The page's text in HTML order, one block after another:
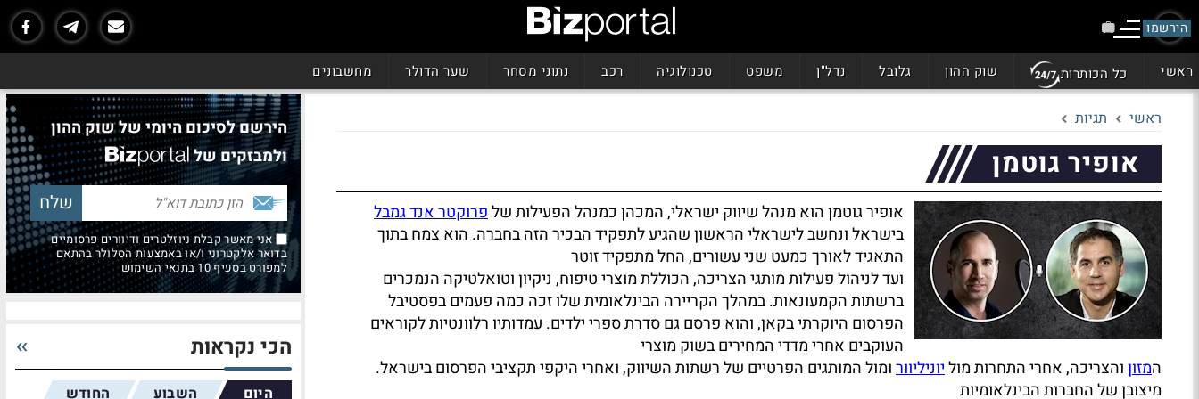
הירשמו
ראשי כל הכותרות שוק ההון גלובל נדל"ן משפט טכנולוגיה רכב נתוני מסחר שער הדולר מחשבונים
ראשי תגיות
אופיר גוטמן
אופיר גוטמן הוא מנהל שיווק ישראלי, המכהן כמנהל הפעילות שלפרוקטר אנד גמבל
בישראל ונחשב לישראלי הראשון שהגיע לתפקיד הבכיר הזה בחברה. הוא צמח בתוך
התאגיד לאורך כמעט שני עשורים, החל מתפקיד זוטר
ועד לניהול פעילות מותגי הצריכה, הכוללת מוצרי טיפוח, ניקיון וטואלטיקה הנמכרים
ברשתות הקמעונאות. במהלך הקריירה הבינלאומית שלו זכה כמה פעמים בפסטיבל
הפרסום היוקרתי בקאן, והוא פרסם גם סדרת ספרי ילדים. עמדותיו רלוונטיות לקוראים
העוקבים אחרי מדדי המחירים בשוק מוצרי
המזוןוהצריכה, אחרי התחרות מוליוניליוורומול המותגים הפרטיים של רשתות השיווק, ואחרי היקפי תקציבי הפרסום בישראל.
מיצובן של החברות הבינלאומיות
הירשם לסיכום היומי של שוק ההון
ולמבזקים של
אני מאשר קבלת ניוזלטרים ודיוורים פרסומיים
בדואר אלקטרוני ו/או באמצעות הסלולר בהתאם
למפורט בסעיף 10 בתנאי השימוש
הכי נקראות
היום השבוע החודש